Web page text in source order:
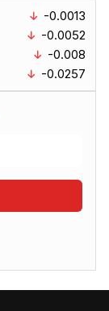
-0.0013
-0.0052
-0.008
-0.0257